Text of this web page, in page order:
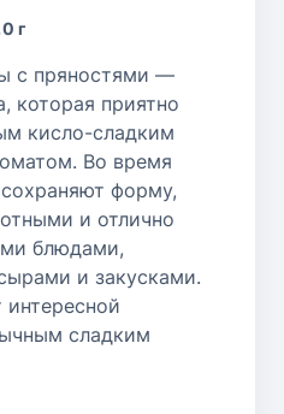
г
с пряностями —
которая приятно
кисло-сладким
Во время
форму,
и отлично
блюдами,
и закусками.
интересной
сладким